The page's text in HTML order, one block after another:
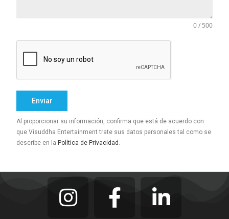
0 / 500
Enviar
Al proporcionar su información, confirma que está de acuerdo con
que Visuddha Entertainment trate sus datos personales tal como se
describe en la Política de Privacidad .